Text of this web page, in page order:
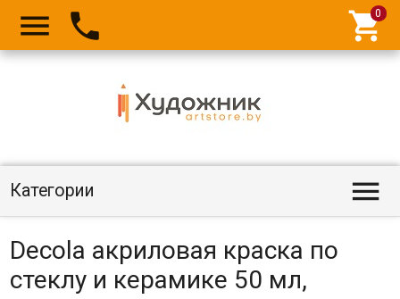
  
Категории 
Decola акриловая краска по
стеклу и керамике 50 мл,